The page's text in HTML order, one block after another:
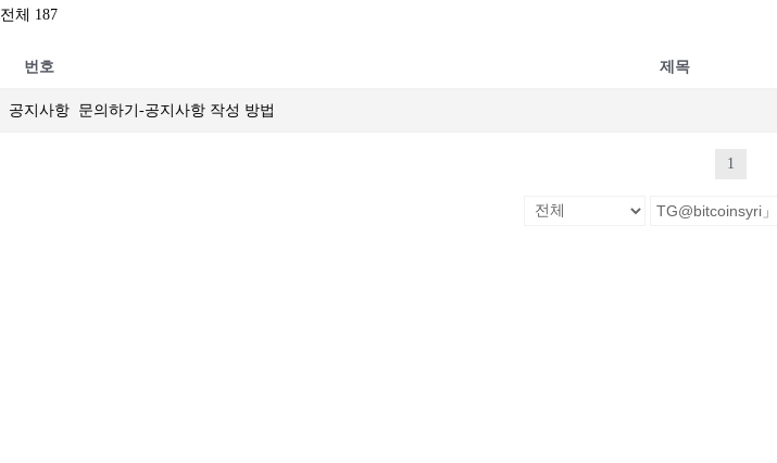
전체 187
번호 제목
공지사항 문의하기-공지사항 작성 방법
1